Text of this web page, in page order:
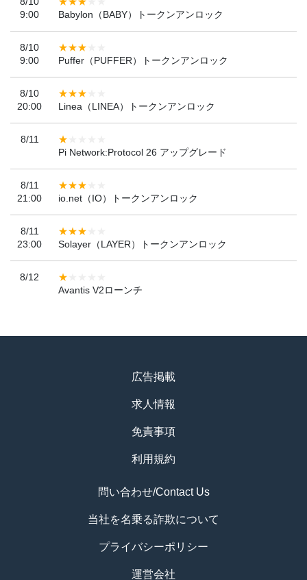
9:00
Babylon（BABY）トークンアンロック
8/10
9:00
Puffer（PUFFER）トークンアンロック
8/10
20:00
Linea（LINEA）トークンアンロック
8/11
Pi Network:Protocol 26 アップグレード
8/11
21:00
io.net（IO）トークンアンロック
8/11
23:00
Solayer（LAYER）トークンアンロック
8/12
Avantis V2ローンチ
広告掲載
求人情報
免責事項
利用規約
問い合わせ/Contact Us
当社を名乗る詐欺について
プライバシーポリシー
運営会社